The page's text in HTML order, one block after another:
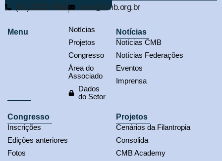
(61) 3321-9563 cmb@cmb.org.br
Menu
Notícias
Projetos
Congresso
Área do
Associado
Dados
do Setor
Notícias
Notícias CMB
Notícias Federações
Eventos
Imprensa
Congresso
Inscrições
Edições anteriores
Fotos
Projetos
Cenários da Filantropia
Consolida
CMB Academy